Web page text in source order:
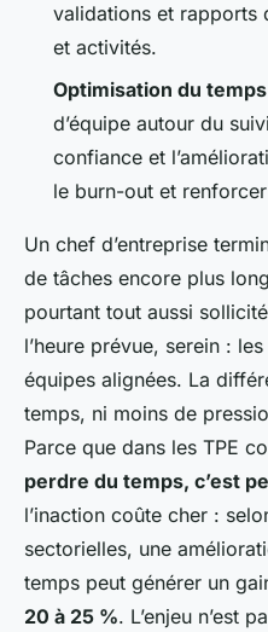
validations et rapports
et activités.
Optimisation du temps
d’équipe autour du
confiance et
le burn-out et
Un chef d’entreprise
de tâches encore plus
pourtant tout aussi
l’heure prévue, serein :
équipes alignées. La
temps, ni moins de
Parce que dans les TPE
perdre du temps, c’est
l’inaction coûte cher :
sectorielles, une
temps peut générer un
20 à 25 %. L’enjeu n’est